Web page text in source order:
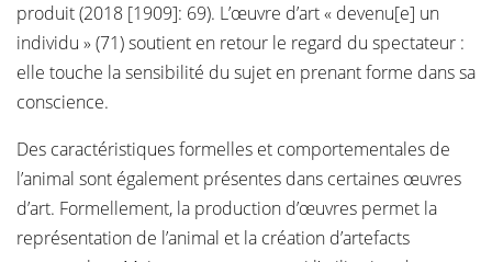
produit (2018 [1909]: 69). L’œuvre d’art « devenu[e] un
individu » (71) soutient en retour le regard du spectateur :
elle touche la sensibilité du sujet en prenant forme dans sa
conscience.
Des caractéristiques formelles et comportementales de
l’animal sont également présentes dans certaines œuvres
d’art. Formellement, la production d’œuvres permet la
représentation de l’animal et la création d’artefacts